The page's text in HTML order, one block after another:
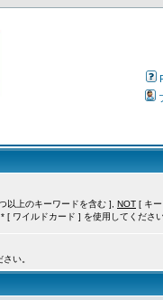
以上のキーワードを含む ], NOT [ キ
[ ワイルドカード ] を使用してくださ
い。